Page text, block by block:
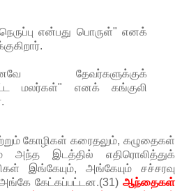
என்பது பொருள்" எனக்
தேவர்களுக்குக்
மலர்கள்" எனக் கங்குலி
கோழிகள் கரைதலும், கழுதைகள்
அந்த இடத்தில் எதிரொலித்துக்
இங்கேயும், அங்கேயும் சச்சரவு
அங்கே கேட்கப்பட்டன.(31) ஆந்தைகள்